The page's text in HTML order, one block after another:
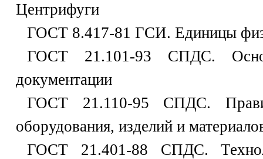
Центрифуги
ГОСТ 8.417-81 ГСИ. Единицы
ГОСТ 21.101-93 СПДС.
документации
ГОСТ 21.110-95 СПДС.
оборудования, изделий и
ГОСТ 21.401-88 СПДС.